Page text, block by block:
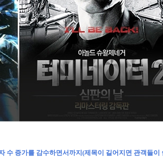
수 증가를 감수하면서까지(제목이 길어지면 관객들이